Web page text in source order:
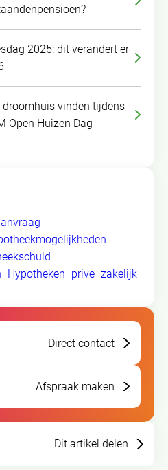
2025: dit verandert er
droomhuis vinden tijdens
Open Huizen Dag
Hypotheken prive zakelijk
Direct contact
Afspraak maken
Dit artikel delen